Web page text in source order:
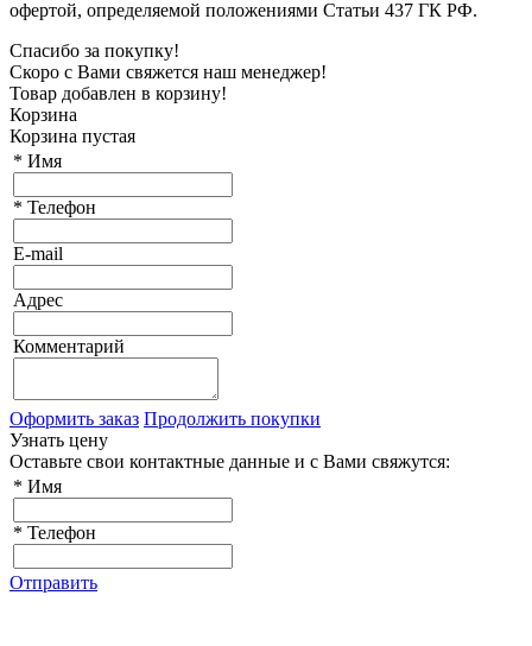
офертой, определяемой положениями Статьи 437 ГК РФ.
Спасибо за покупку!
Скоро с Вами свяжется наш менеджер!
Товар добавлен в корзину!
Корзина
Корзина пустая
* Имя
* Телефон
E-mail
Адрес
Комментарий
Оформить заказ Продолжить покупки
Узнать цену
Оставьте свои контактные данные и с Вами свяжутся:
* Имя
* Телефон
Отправить